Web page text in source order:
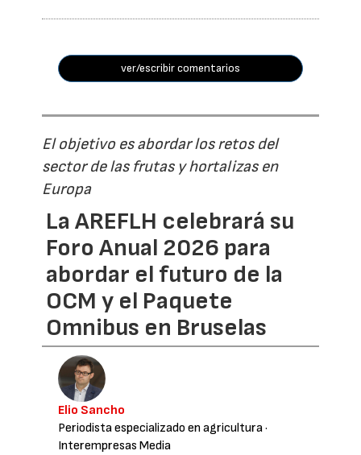
ver/escribir comentarios
El objetivo es abordar los retos del
sector de las frutas y hortalizas en
Europa
La AREFLH celebrará su
Foro Anual 2026 para
abordar el futuro de la
OCM y el Paquete
Omnibus en Bruselas
Elio Sancho
Periodista especializado en agricultura·
Interempresas Media